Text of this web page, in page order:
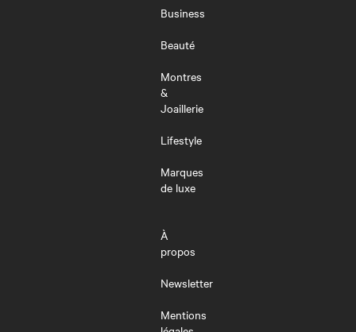
Business
Beauté
Montres
&
Joaillerie
Lifestyle
Marques
de luxe
À
propos
Newsletter
Mentions